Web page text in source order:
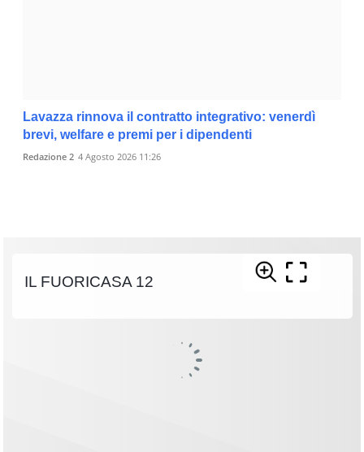
Lavazza rinnova il contratto integrativo: venerdì
brevi, welfare e premi per i dipendenti
Redazione 2 4 Agosto 2026 11:26